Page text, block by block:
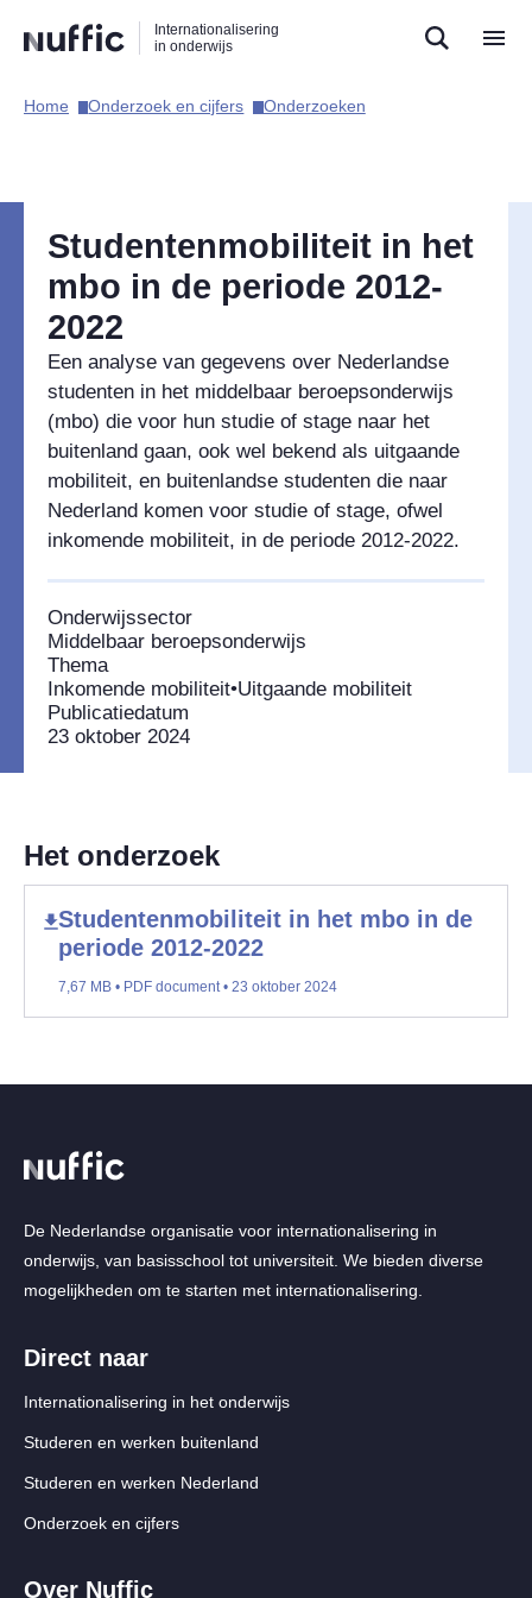
naar
zoekfunctie
naar
hoofdnavigatie
naar
inhoud
Internationalisering
in onderwijs
Hoofdnavigatie
Home​ Onderzoek en cijfers​ Onderzoeken​
Studentenmobiliteit in het
mbo in de periode 2012-
2022
Een analyse van gegevens over Nederlandse
studenten in het middelbaar beroepsonderwijs
(mbo) die voor hun studie of stage naar het
buitenland gaan, ook wel bekend als uitgaande
mobiliteit, en buitenlandse studenten die naar
Nederland komen voor studie of stage, ofwel
inkomende mobiliteit, in de periode 2012-2022.
Onderwijssector
Middelbaar beroepsonderwijs
Thema
Inkomende mobiliteit•Uitgaande mobiliteit
Publicatiedatum
23 oktober 2024
Het onderzoek
Studentenmobiliteit in het mbo in de
periode 2012-2022
7,67 MB • PDF document • 23 oktober 2024
De Nederlandse organisatie voor internationalisering in
onderwijs, van basisschool tot universiteit. We bieden diverse
mogelijkheden om te starten met internationalisering.
Direct naar
Internationalisering in het onderwijs
Studeren en werken buitenland
Studeren en werken Nederland
Onderzoek en cijfers
Over Nuffic